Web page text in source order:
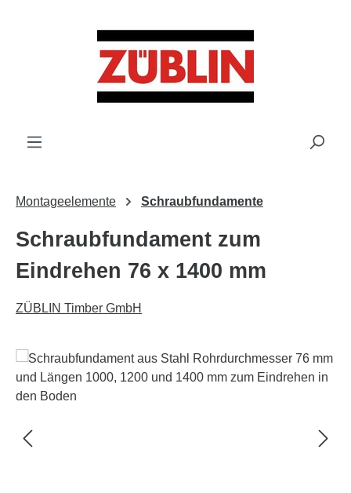
Montageelemente Schraubfundamente
Schraubfundament zum
Eindrehen 76 x 1400 mm
ZÜBLIN Timber GmbH
Bildergalerie überspringen